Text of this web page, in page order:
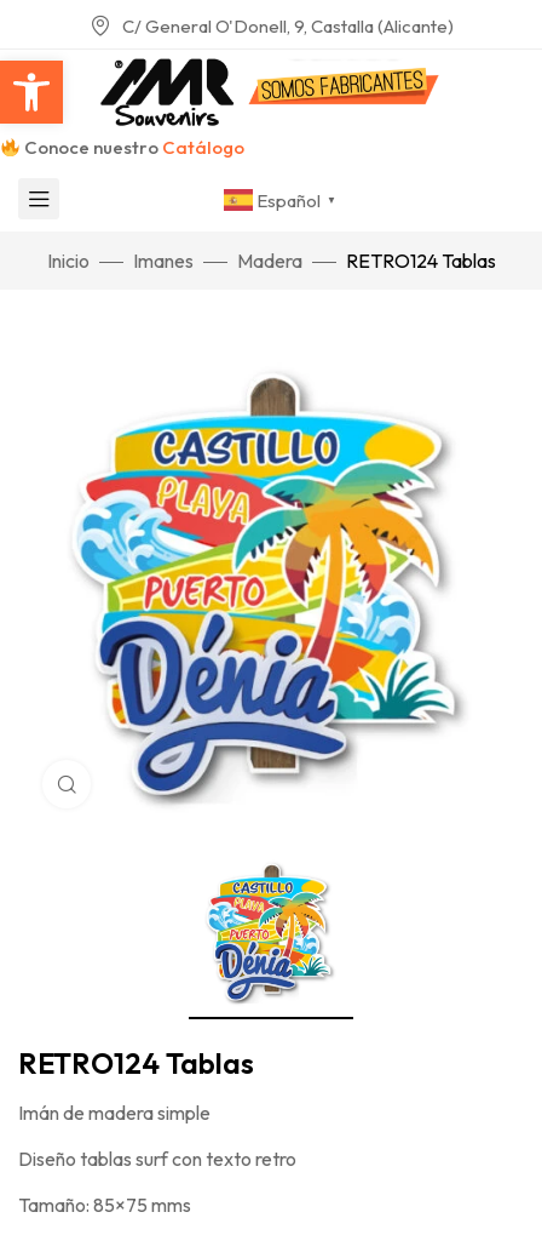
Abrir barra de herramientas
C/ General O'Donell, 9, Castalla (Alicante)
Conoce nuestro Catálogo
Español ▼
Inicio Imanes Madera RETRO124 Tablas
Haga Click para agrandar
RETRO124 Tablas
Imán de madera simple
Diseño tablas surf con texto retro
Tamaño: 85×75 mms